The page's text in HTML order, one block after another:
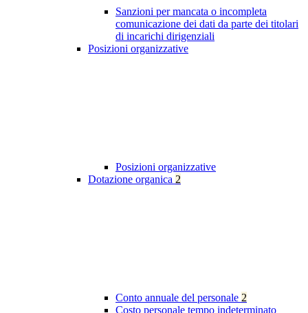
Sanzioni per mancata o incompleta
comunicazione dei dati da parte dei titolari
di incarichi dirigenziali
Posizioni organizzative
Posizioni organizzative
Dotazione organica 2
Conto annuale del personale 2
Costo personale tempo indeterminato